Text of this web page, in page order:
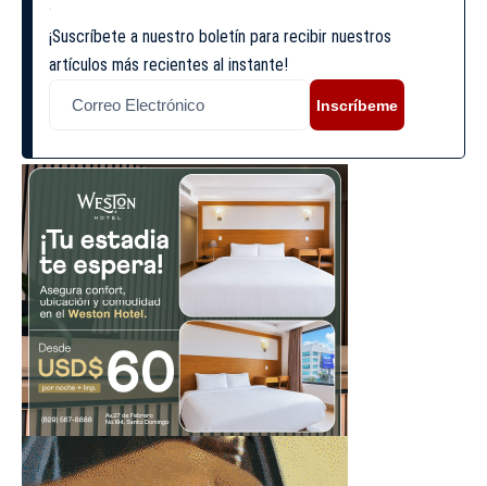
¡Suscríbete a nuestro boletín para recibir nuestros
artículos más recientes al instante!
Inscríbeme